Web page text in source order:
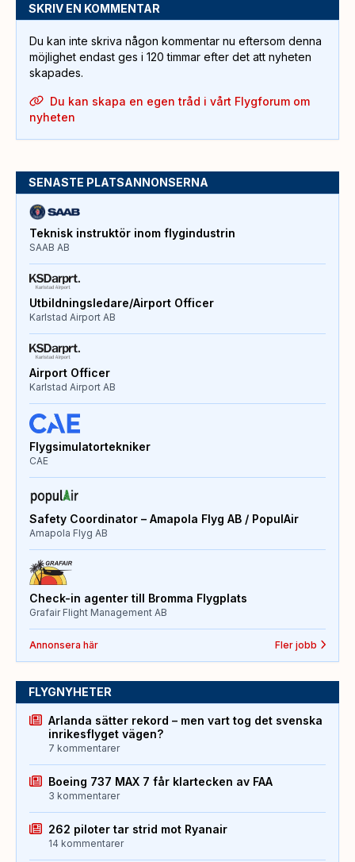
SKRIV EN KOMMENTAR
Du kan inte skriva någon kommentar nu eftersom denna
möjlighet endast ges i 120 timmar efter det att nyheten
skapades.
Du kan skapa en egen tråd i vårt Flygforum om
nyheten
SENASTE PLATSANNONSERNA
Teknisk instruktör inom flygindustrin
SAAB AB
Utbildningsledare/Airport Officer
Karlstad Airport AB
Airport Officer
Karlstad Airport AB
Flygsimulatortekniker
CAE
Safety Coordinator – Amapola Flyg AB / PopulAir
Amapola Flyg AB
Check-in agenter till Bromma Flygplats
Grafair Flight Management AB
Annonsera här Fler jobb
FLYGNYHETER
Arlanda sätter rekord – men vart tog det svenska
inrikesflyget vägen?
7 kommentarer
Boeing 737 MAX 7 får klartecken av FAA
3 kommentarer
262 piloter tar strid mot Ryanair
14 kommentarer